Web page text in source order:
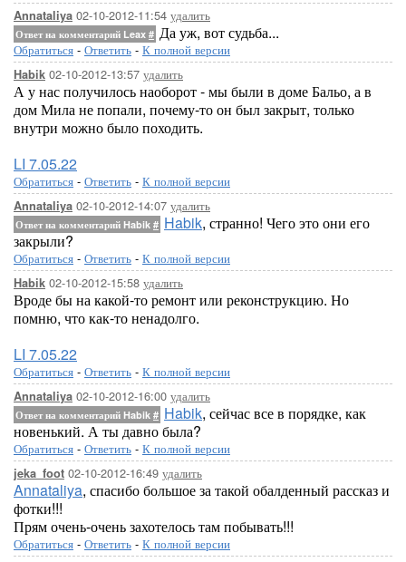
Annataliya 02-10-2012-11:54 удалить
Ответ на комментарий Leax # Да уж, вот судьба...
Обратиться - Ответить - К полной версии
Habik 02-10-2012-13:57 удалить
А у нас получилось наоборот - мы были в доме Бальо, а в
дом Мила не попали, почему-то он был закрыт, только
внутри можно было походить.
LI 7.05.22
Обратиться - Ответить - К полной версии
Annataliya 02-10-2012-14:07 удалить
Ответ на комментарий Habik # Habik, странно! Чего это они его
закрыли?
Обратиться - Ответить - К полной версии
Habik 02-10-2012-15:58 удалить
Вроде бы на какой-то ремонт или реконструкцию. Но
помню, что как-то ненадолго.
LI 7.05.22
Обратиться - Ответить - К полной версии
Annataliya 02-10-2012-16:00 удалить
Ответ на комментарий Habik # Habik, сейчас все в порядке, как
новенький. А ты давно была?
Обратиться - Ответить - К полной версии
jeka_foot 02-10-2012-16:49 удалить
Annataliya, спасибо большое за такой обалденный рассказ и
фотки!!!
Прям очень-очень захотелось там побывать!!!
Обратиться - Ответить - К полной версии